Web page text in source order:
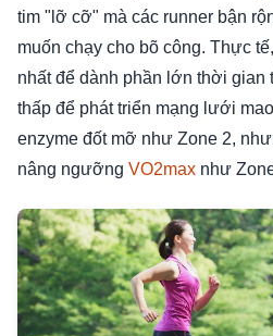
tim "lỡ cỡ" mà các runner bận
muốn chạy cho bõ công. Thực
nhất để dành phần lớn thời gian
thấp để phát triển mạng lưới
enzyme đốt mỡ như Zone 2,
nâng ngưỡng VO2max như